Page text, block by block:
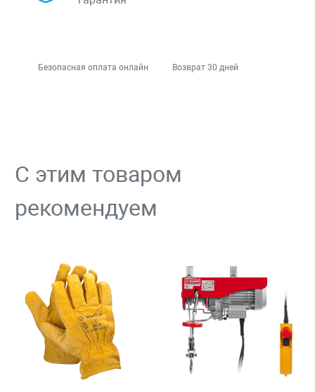
Безопасная оплата онлайн Возврат 30 дней
С этим товаром
рекомендуем